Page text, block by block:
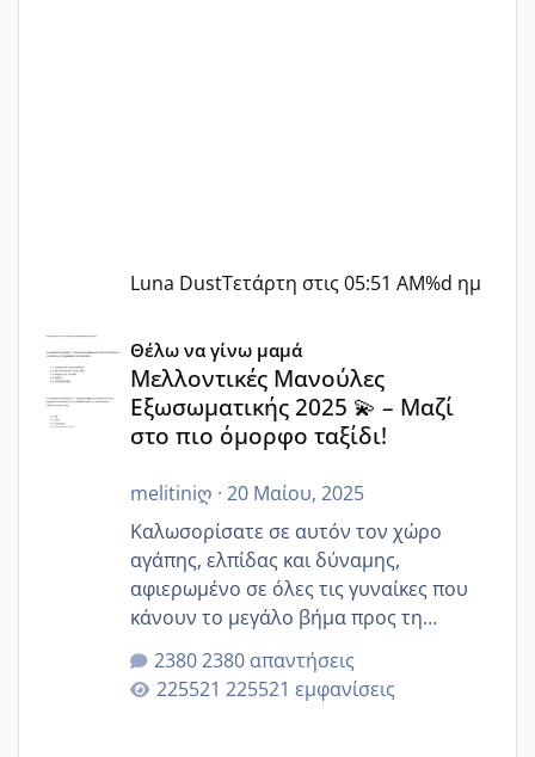
Luna DustΤετάρτη στις 05:51 AM%d ημ
Μελλοντικές Μανούλες Εξωσωματικής 2025 💫 – Μαζί
Θέλω να γίνω μαμά
Μελλοντικές Μανούλες
Εξωσωματικής 2025 💫 – Μαζί
στο πιο όμορφο ταξίδι!
melitiniღ · 20 Μαίου, 2025
Καλωσορίσατε σε αυτόν τον χώρο
αγάπης, ελπίδας και δύναμης,
αφιερωμένο σε όλες τις γυναίκες που
κάνουν το μεγάλο βήμα προς τη
μητρότητα μέσω εξωσωματικής το 2025.
Εδώ θα μοιραστούμε αγωνίες, χαρές,
εμπειρίες και κάθε μικρή ή μεγάλη
2380 απαντήσεις
225521 εμφανίσεις